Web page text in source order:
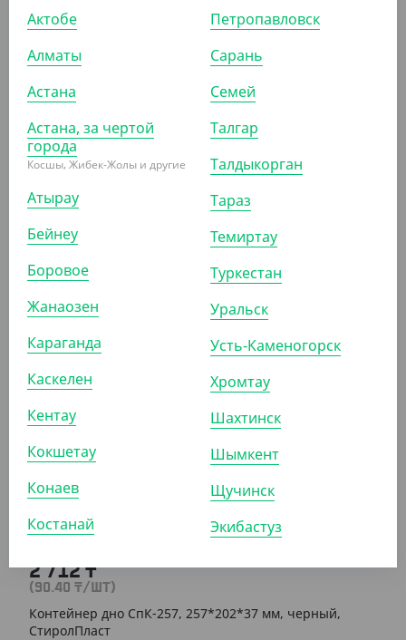
УП (50)
АРТ. 211211
(79.60₸/ШТ)
черный
УП (50) КОР (300)
АРТ. 2402401
2 712₸
(90.40 ₸/ШТ)
Контейнер дно СпК-257, 257*202*37 мм, черный,
СтиролПласт
Актобе
Алматы
Астана
Астана, за чертой
города
Косшы, Жибек-Жолы и другие
Атырау
Бейнеу
Боровое
Жанаозен
Караганда
Каскелен
Кентау
Кокшетау
Конаев
Костанай
Петропавловск
Сарань
Семей
Талгар
Талдыкорган
Тараз
Темиртау
Туркестан
Уральск
Усть-Каменогорск
Хромтау
Шахтинск
Шымкент
Щучинск
Экибастуз